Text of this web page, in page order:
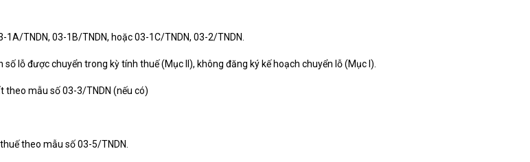
TNDN, 03-1B/TNDN, hoặc 03-1C/TNDN, 03-2/TNDN.
lỗ được chuyển trong kỳ tính thuế (Mục II), không đăng ký kế hoạch chuyển lỗ (Mục I).
theo mẫu số 03-3/TNDN (nếu có)
theo mẫu số 03-5/TNDN.